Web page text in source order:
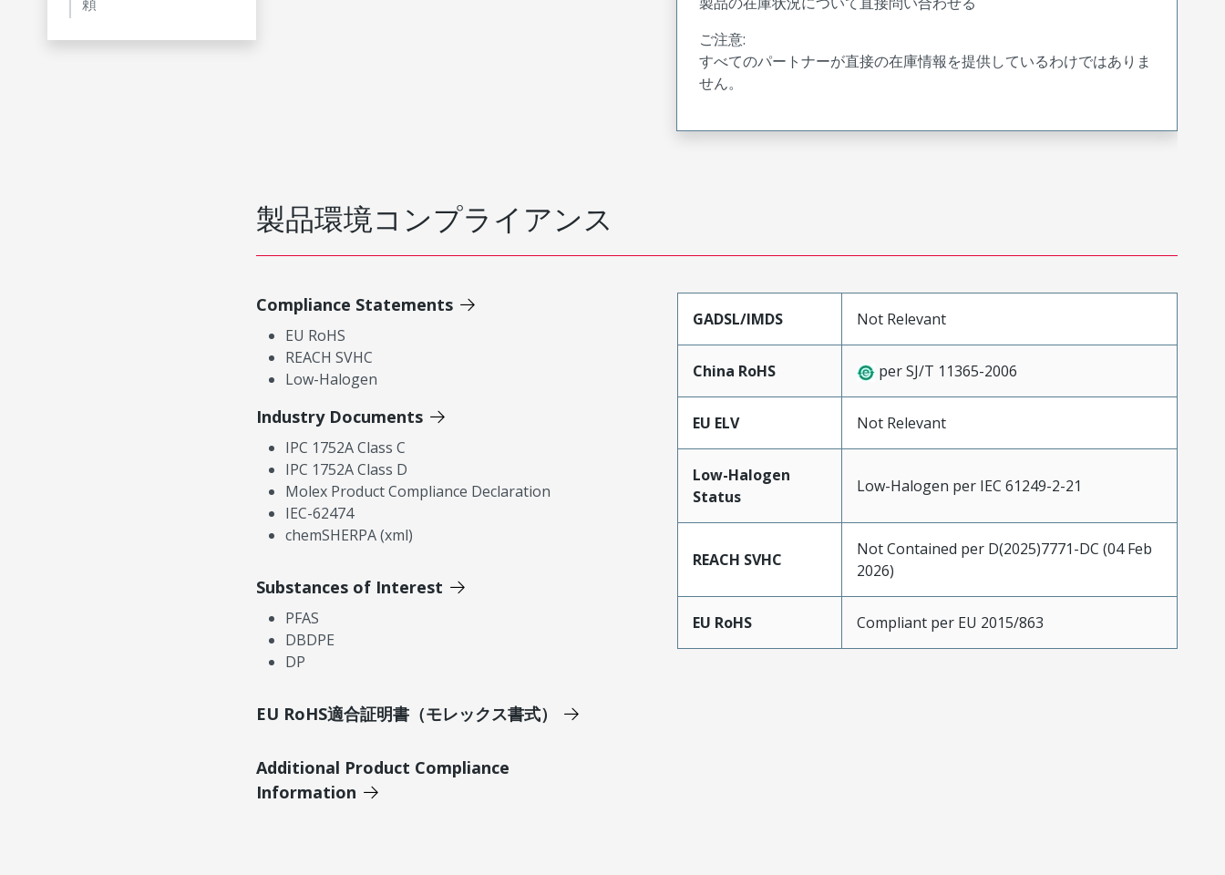
ご注意:
すべてのパートナーが直接の在庫情報を提供しているわけではありま
せん。
製品環境コンプライアンス
Compliance Statements
EU RoHS
REACH SVHC
Low-Halogen
Industry Documents
IPC 1752A Class C
IPC 1752A Class D
Molex Product Compliance Declaration
IEC-62474
chemSHERPA (xml)
Substances of Interest
PFAS
DBDPE
DP
EU RoHS適合証明書（モレックス書式）
Additional Product Compliance
Information
GADSL/IMDS Not Relevant
China RoHS per SJ/T 11365-2006
EU ELV Not Relevant
Low-Halogen
Status
Low-Halogen per IEC 61249-2-21
REACH SVHC
Not Contained per D(2025)7771-DC (04 Feb
2026)
EU RoHS Compliant per EU 2015/863